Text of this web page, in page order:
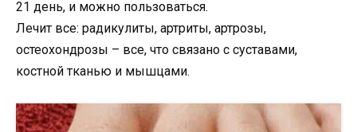
21 день, и можно пользоваться.
Лечит все: радикулиты, артриты, артрозы,
остеохондрозы – все, что связано с суставами,
костной тканью и мышцами.